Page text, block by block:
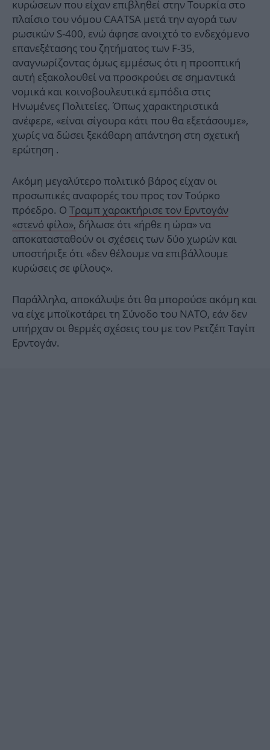
κυρώσεων που είχαν επιβληθεί στην Τουρκία στο
πλαίσιο του νόμου CAATSA μετά την αγορά των
ρωσικών S-400, ενώ άφησε ανοιχτό το ενδεχόμενο
επανεξέτασης του ζητήματος των F-35,
αναγνωρίζοντας όμως εμμέσως ότι η προοπτική
αυτή εξακολουθεί να προσκρούει σε σημαντικά
νομικά και κοινοβουλευτικά εμπόδια στις
Ηνωμένες Πολιτείες. Όπως χαρακτηριστικά
ανέφερε, «είναι σίγουρα κάτι που θα εξετάσουμε»,
χωρίς να δώσει ξεκάθαρη απάντηση στη σχετική
ερώτηση .
Ακόμη μεγαλύτερο πολιτικό βάρος είχαν οι
προσωπικές αναφορές του προς τον Τούρκο
πρόεδρο. Ο Τραμπ χαρακτήρισε τον Ερντογάν
«στενό φίλο», δήλωσε ότι «ήρθε η ώρα» να
αποκατασταθούν οι σχέσεις των δύο χωρών και
υποστήριξε ότι «δεν θέλουμε να επιβάλλουμε
κυρώσεις σε φίλους».
Παράλληλα, αποκάλυψε ότι θα μπορούσε ακόμη και
να είχε μποϊκοτάρει τη Σύνοδο του ΝΑΤΟ, εάν δεν
υπήρχαν οι θερμές σχέσεις του με τον Ρετζέπ Ταγίπ
Ερντογάν.